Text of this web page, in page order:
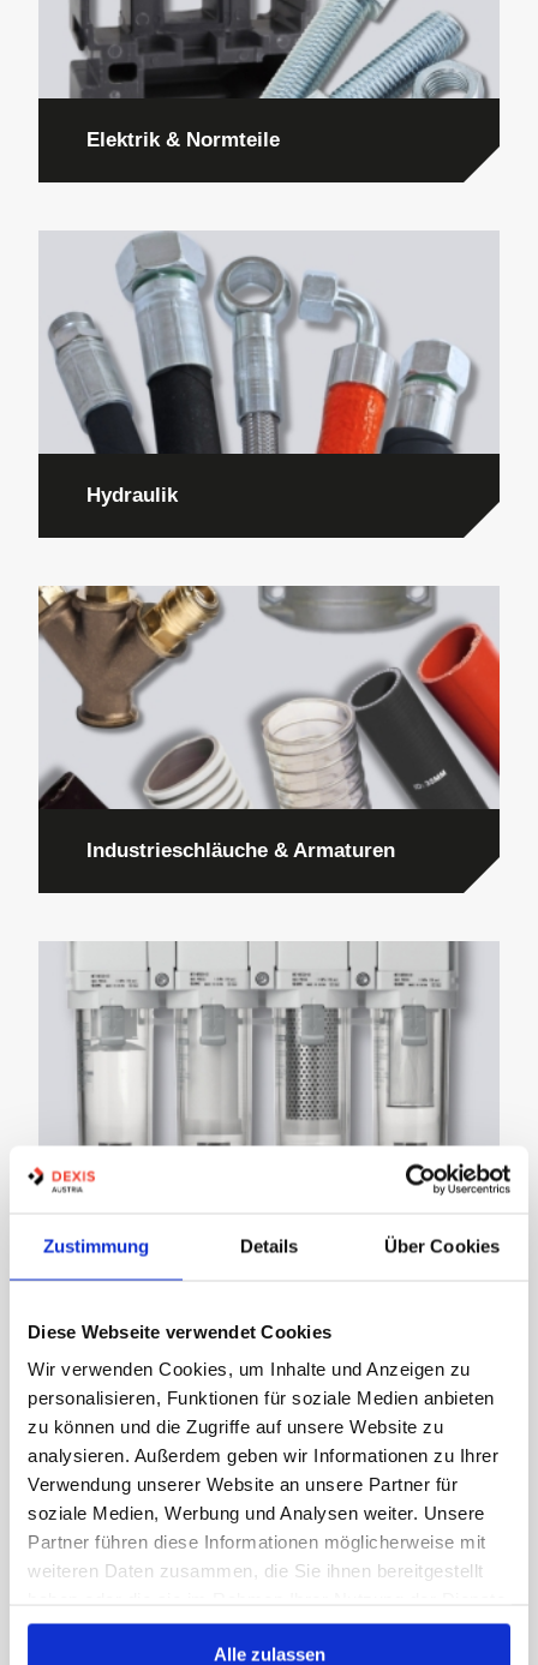
Zustimmung Details Über Cookies
Diese Webseite verwendet Cookies
Wir verwenden Cookies, um Inhalte und Anzeigen zu
personalisieren, Funktionen für soziale Medien anbieten
zu können und die Zugriffe auf unsere Website zu
analysieren. Außerdem geben wir Informationen zu Ihrer
Verwendung unserer Website an unsere Partner für
soziale Medien, Werbung und Analysen weiter. Unsere
Partner führen diese Informationen möglicherweise mit
weiteren Daten zusammen, die Sie ihnen bereitgestellt
gesammelt haben.
Alle zulassen
Elektrik & Normteile
Hydraulik
Industrieschläuche & Armaturen
Wälzlager